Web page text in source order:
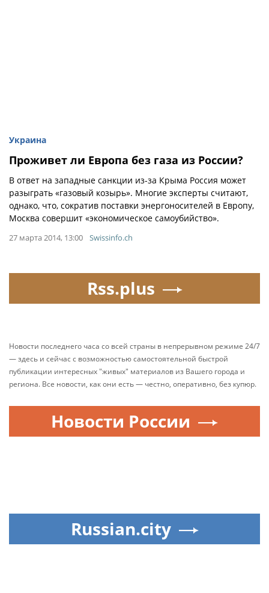
Украина
Проживет ли Европа без газа из России?
В ответ на западные санкции из-за Крыма Россия может
разыграть «газовый козырь». Многие эксперты считают,
однако, что, сократив поставки энергоносителей в Европу,
Москва совершит «экономическое самоубийство».
27 марта 2014, 13:00 Swissinfo.ch
Rss.plus
Новости последнего часа со всей страны в непрерывном режиме 24/7
— здесь и сейчас с возможностью самостоятельной быстрой
публикации интересных "живых" материалов из Вашего города и
региона. Все новости, как они есть — честно, оперативно, без купюр.
Новости России
Russian.city